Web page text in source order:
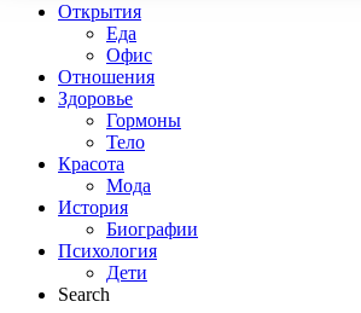
Открытия
Еда
Офис
Отношения
Здоровье
Гормоны
Тело
Красота
Мода
История
Биографии
Психология
Дети
Search